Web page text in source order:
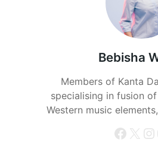
Bebisha
Members of Kanta
specialising in fusion
Western music
Facebook X Instagram